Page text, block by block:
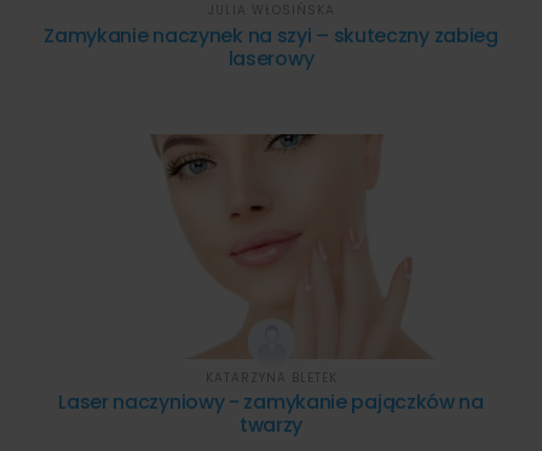
Zamykanie naczynek na szyi – skuteczny zabieg
laserowy
JULIA WŁOSIŃSKA
Laser naczyniowy - zamykanie pajączków na
twarzy
KATARZYNA BLETEK